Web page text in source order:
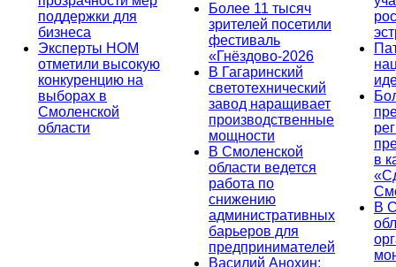
поддержки для
бизнеса
Эксперты НОМ
отметили высокую
конкуренцию на
выборах в
Смоленской
области
Более 11 тысяч
зрителей посетили
фестиваль
«Гнёздово-2026
В Гагаринский
светотехнический
завод наращивает
производственные
мощности
В Смоленской
области ведется
работа по
снижению
административных
барьеров для
предпринимателей
Василий Анохин:
в
В